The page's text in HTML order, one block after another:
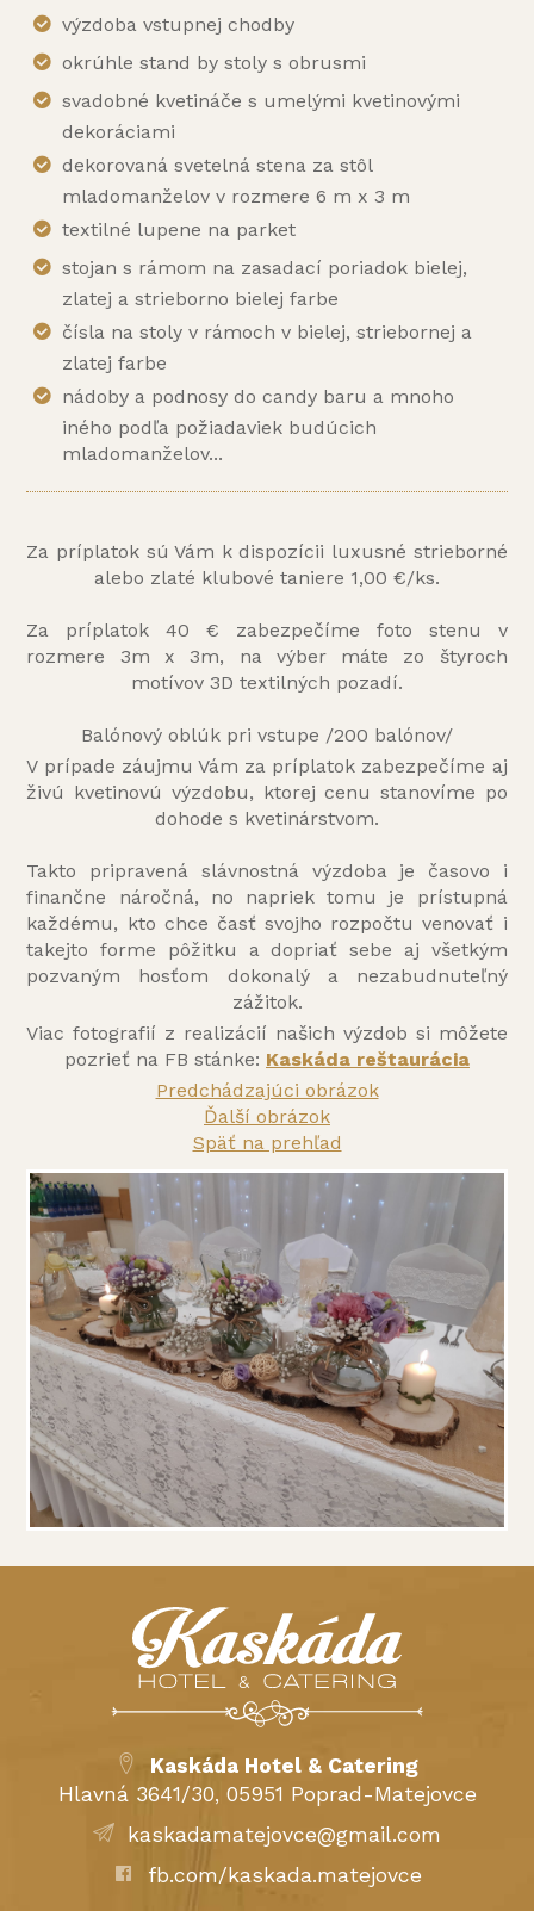
výzdoba vstupnej chodby
okrúhle stand by stoly s obrusmi
svadobné kvetináče s umelými kvetinovými
dekoráciami
dekorovaná svetelná stena za stôl
mladomanželov v rozmere 6 m x 3 m
textilné lupene na parket
stojan s rámom na zasadací poriadok bielej,
zlatej a strieborno bielej farbe
čísla na stoly v rámoch v bielej, striebornej a
zlatej farbe
nádoby a podnosy do candy baru a mnoho
iného podľa požiadaviek budúcich
mladomanželov...
Za príplatok sú Vám k dispozícii luxusné strieborné
alebo zlaté klubové taniere 1,00 €/ks.
Za príplatok 40 € zabezpečíme foto stenu v
rozmere 3m x 3m, na výber máte zo štyroch
motívov 3D textilných pozadí.
Balónový oblúk pri vstupe /200 balónov/
V prípade záujmu Vám za príplatok zabezpečíme aj
živú kvetinovú výzdobu, ktorej cenu stanovíme po
dohode s kvetinárstvom.
Takto pripravená slávnostná výzdoba je časovo i
finančne náročná, no napriek tomu je prístupná
každému, kto chce časť svojho rozpočtu venovať i
takejto forme pôžitku a dopriať sebe aj všetkým
pozvaným hosťom dokonalý a nezabudnuteľný
zážitok.
Viac fotografií z realizácií našich výzdob si môžete
pozrieť na FB stánke: Kaskáda reštaurácia
Predchádzajúci obrázok
Ďalší obrázok
Späť na prehľad
Kaskáda Hotel & Catering
Hlavná 3641/30, 05951 Poprad-Matejovce
kaskadamatejovce@gmail.com
fb.com/kaskada.matejovce